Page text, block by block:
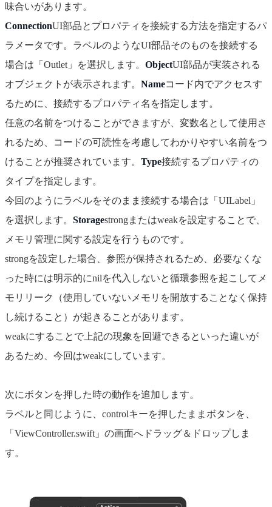
味合いがあります。
ConnectionUI部品とプロパティを接続する方法を指定するパ
ラメータです。ラベルのようなUI部品そのものを接続する
場合は「Outlet」を選択します。 ObjectUI部品が実装される
オブジェクトが表示されます。 Nameコード内でアクセスす
るために、接続するプロパティ名を指定します。
任意の名前をつけることができますが、変数名として使用さ
れるため、コードの可読性を考慮してわかりやすい名前をつ
けることが推奨されています。 Type接続するプロパティの
タイプを指定します。
今回のようにラベルをそのまま接続する場合は「UILabel」
を選択します。 Storagestrongまたはweakを設定することで、
メモリ管理に関する設定を行うものです。
strongを設定した場合、参照が保持されるため、必要なくな
った時には明示的にnilを代入しないと循環参照を起こしてメ
モリリーク（使用していないメモリを開放することなく保持
し続けること）が起きることがあります。
weakにすることで上記の現象を回避できるといった違いが
あるため、今回はweakにしています。
次にボタンを押した時の動作を追加します。
ラベルと同じように、controlキーを押したままボタンを、
「ViewController.swift」の画面へドラッグ＆ドロップしま
す。